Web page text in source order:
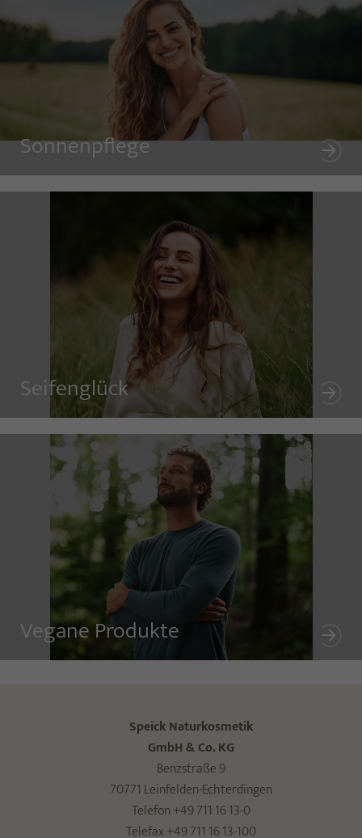
Sonnenpflege
Seifenglück
Vegane Produkte
Speick Naturkosmetik
GmbH & Co. KG
Benzstraße 9
70771 Leinfelden-Echterdingen
Telefon +49 711 16 13-0
Telefax +49 711 16 13-100